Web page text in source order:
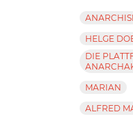
HELGE
DIE
MARIAN
ALFRED